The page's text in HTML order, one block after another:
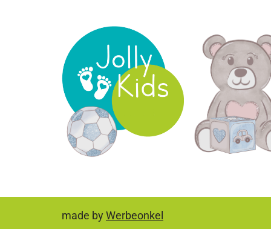
made by Werbeonkel